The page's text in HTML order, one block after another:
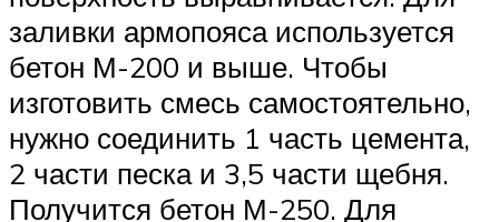
заливки армопояса используется
бетон М-200 и выше. Чтобы
изготовить смесь самостоятельно,
нужно соединить 1 часть цемента,
2 части песка и 3,5 части щебня.
Получится бетон М-250. Для